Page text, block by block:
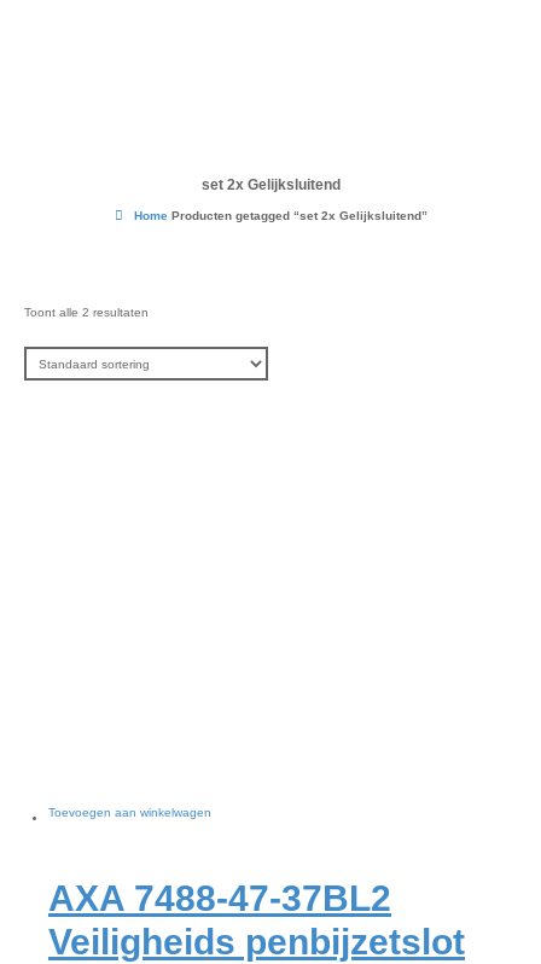
set 2x Gelijksluitend
Home Producten getagged “set 2x Gelijksluitend”
Toont alle 2 resultaten
Toevoegen aan winkelwagen
AXA 7488-47-37BL2
Veiligheids penbijzetslot